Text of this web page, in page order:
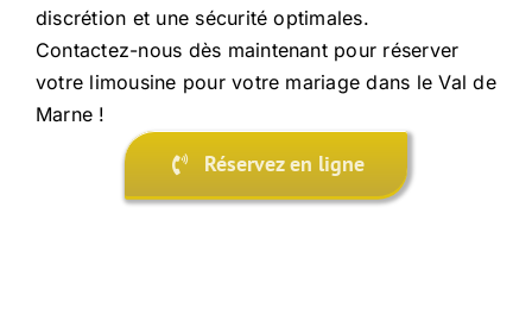
discrétion et une sécurité optimales.
Contactez-nous dès maintenant pour réserver
votre limousine pour votre mariage dans le Val de
Marne !
Réservez en ligne